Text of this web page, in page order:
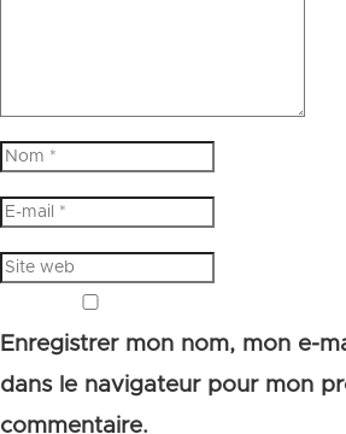
Enregistrer mon nom, mon e-
dans le navigateur pour mon
commentaire.